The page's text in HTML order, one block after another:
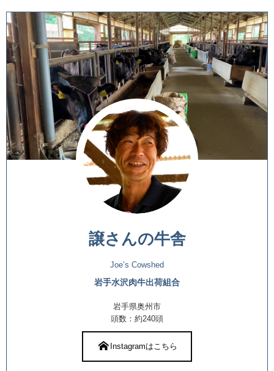
譲さんの牛舎
Joe’s Cowshed
岩手水沢肉牛出荷組合
岩手県奥州市
頭数：約240頭
Instagramはこちら